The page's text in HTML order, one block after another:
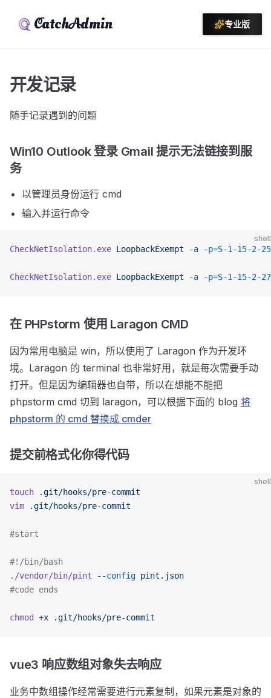
CatchAdmin 专业版
开发记录
随手记录遇到的问题
Win10 Outlook 登录 Gmail 提示无法链接到服
务
以管理员身份运行 cmd
输入并运行命令
shell
CheckNetIsolation.exe LoopbackExempt -a -p=S-1-15-2-
CheckNetIsolation.exe LoopbackExempt -a -p=S-1-15-2-
在 PHPstorm 使用 Laragon CMD
因为常用电脑是 win，所以使用了 Laragon 作为开发环
境。Laragon 的 terminal 也非常好用，就是每次需要手动
打开。但是因为编辑器也自带，所以在想能不能把
phpstorm cmd 切到 laragon，可以根据下面的 blog 将
phpstorm 的 cmd 替换成 cmder
提交前格式化你得代码
shell
touch .git/hooks/pre-commit
vim .git/hooks/pre-commit
#start
#!/bin/bash
./vendor/bin/pint --config pint.json
#code ends
chmod +x .git/hooks/pre-commit
vue3 响应数组对象失去响应
业务中数组操作经常需要进行元素复制，如果元素是对象的